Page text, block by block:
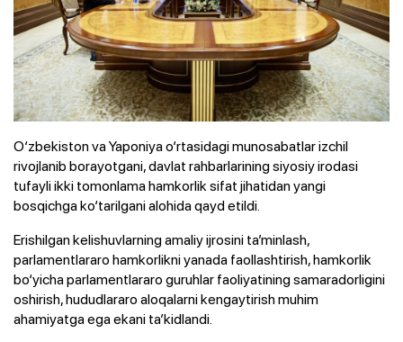
O‘zbekiston va Yaponiya o‘rtasidagi munosabatlar izchil
rivojlanib borayotgani, davlat rahbarlarining siyosiy irodasi
tufayli ikki tomonlama hamkorlik sifat jihatidan yangi
bosqichga ko‘tarilgani alohida qayd etildi.
Erishilgan kelishuvlarning amaliy ijrosini ta’minlash,
parlamentlararo hamkorlikni yanada faollashtirish, hamkorlik
bo‘yicha parlamentlararo guruhlar faoliyatining samaradorligini
oshirish, hududlararo aloqalarni kengaytirish muhim
ahamiyatga ega ekani ta’kidlandi.